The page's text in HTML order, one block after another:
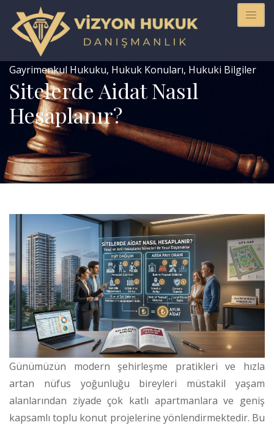
Gayrimenkul Hukuku, Hukuk Konuları, Hukuki Bilgiler
Sitelerde Aidat Nasıl
Hesaplanır?
Günümüzün modern şehirleşme pratikleri ve hızla
artan nüfus yoğunluğu bireyleri müstakil yaşam
alanlarından ziyade çok katlı apartmanlara ve geniş
kapsamlı toplu konut projelerine yönlendirmektedir. Bu